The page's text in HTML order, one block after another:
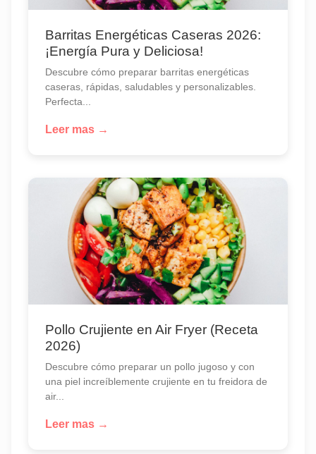
Barritas Energéticas Caseras 2026:
¡Energía Pura y Deliciosa!
Descubre cómo preparar barritas energéticas
caseras, rápidas, saludables y personalizables.
Perfecta...
Leer mas →
Pollo Crujiente en Air Fryer (Receta
2026)
Descubre cómo preparar un pollo jugoso y con
una piel increíblemente crujiente en tu freidora de
air...
Leer mas →